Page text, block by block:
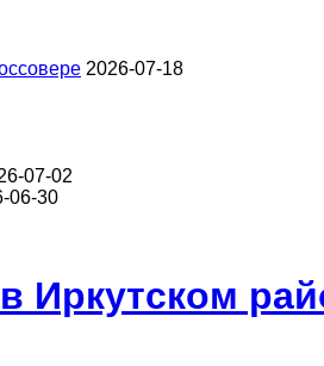
2026-07-18
07-02
06-30
Иркутском